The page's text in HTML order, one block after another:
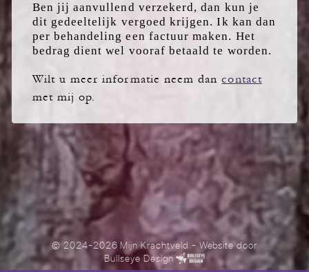
Ben jij aanvullend verzekerd, dan kun je
dit gedeeltelijk vergoed krijgen. Ik kan dan
per behandeling een factuur maken. Het
bedrag dient wel vooraf betaald te worden.
Wilt u meer informatie neem dancontact
met mij op.
© 2024-2026 Mijn Krachtveld - Website door
Bullseye Design